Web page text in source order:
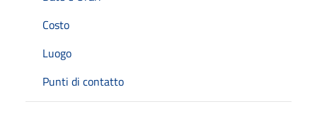
Costo
Luogo
Punti di contatto